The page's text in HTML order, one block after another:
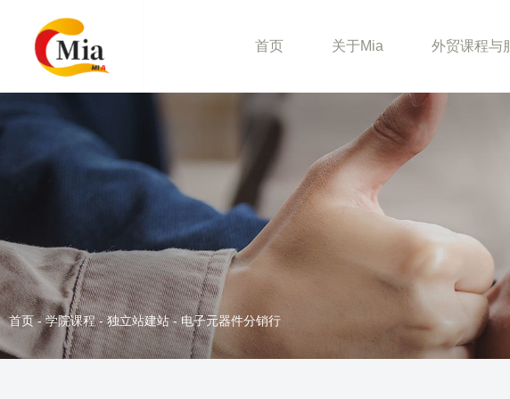
首页 关于Mia 外贸课程与
首页-学院课程 -独立站建站 -电子元器件分销行